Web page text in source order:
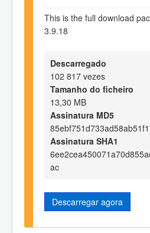
This is the full download
3.9.18
Descarregado
102 817 vezes
Tamanho do ficheiro
13,30 MB
Assinatura MD5
Assinatura SHA1
ac
Descarregar agora